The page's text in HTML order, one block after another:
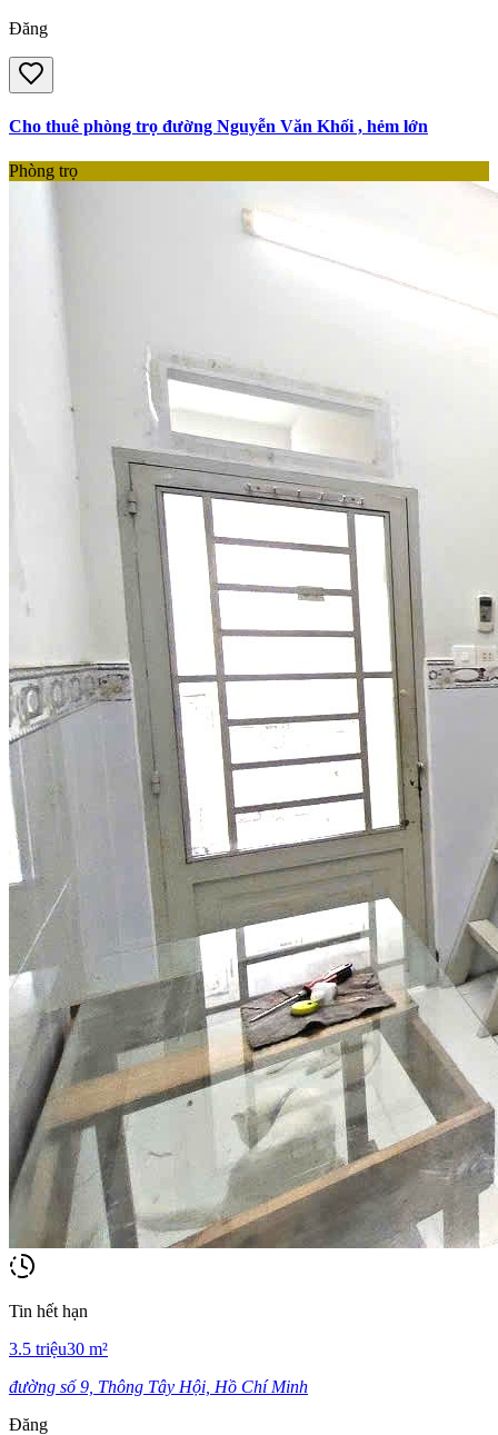
Đăng
Cho thuê phòng trọ đường Nguyễn Văn Khối , hẻm lớn
Phòng trọ
Tin hết hạn
3.5 triệu30 m²
đường số 9, Thông Tây Hội, Hồ Chí Minh
Đăng